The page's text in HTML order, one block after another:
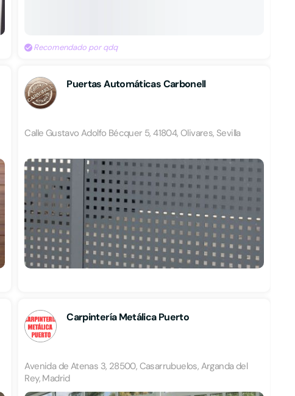
Recomendado por qdq
Puertas Automáticas Carbonell
Calle Gustavo Adolfo Bécquer 5, 41804, Olivares, Sevilla
Carpintería Metálica Puerto
Avenida de Atenas 3, 28500, Casarrubuelos, Arganda del
Rey, Madrid